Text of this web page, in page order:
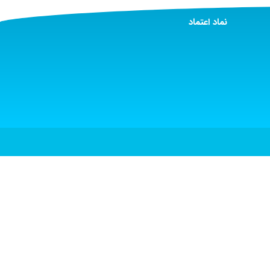
نماد اعتماد